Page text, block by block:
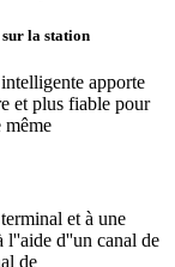
la station
apporte
et plus fiable pour
même
et à une
l''aide d''un canal de
de